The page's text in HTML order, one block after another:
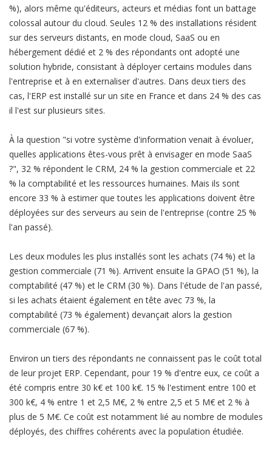
%), alors même qu'éditeurs, acteurs et médias font un battage
colossal autour du cloud. Seules 12 % des installations résident
sur des serveurs distants, en mode cloud, SaaS ou en
hébergement dédié et 2 % des répondants ont adopté une
solution hybride, consistant à déployer certains modules dans
l'entreprise et à en externaliser d'autres. Dans deux tiers des
cas, l'ERP est installé sur un site en France et dans 24 % des cas
il l'est sur plusieurs sites.
À la question "si votre système d'information venait à évoluer,
quelles applications êtes-vous prêt à envisager en mode SaaS
?", 32 % répondent le CRM, 24 % la gestion commerciale et 22
% la comptabilité et les ressources humaines. Mais ils sont
encore 33 % à estimer que toutes les applications doivent être
déployées sur des serveurs au sein de l'entreprise (contre 25 %
l'an passé).
Les deux modules les plus installés sont les achats (74 %) et la
gestion commerciale (71 %). Arrivent ensuite la GPAO (51 %), la
comptabilité (47 %) et le CRM (30 %). Dans l'étude de l'an passé,
si les achats étaient également en tête avec 73 %, la
comptabilité (73 % également) devançait alors la gestion
commerciale (67 %).
Environ un tiers des répondants ne connaissent pas le coût total
de leur projet ERP. Cependant, pour 19 % d'entre eux, ce coût a
été compris entre 30 k€ et 100 k€. 15 % l'estiment entre 100 et
300 k€, 4 % entre 1 et 2,5 M€, 2 % entre 2,5 et 5 M€ et 2 % à
plus de 5 M€. Ce coût est notamment lié au nombre de modules
déployés, des chiffres cohérents avec la population étudiée.